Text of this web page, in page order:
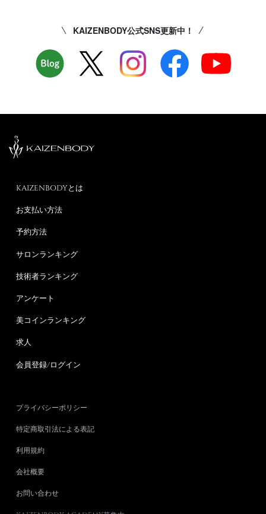
KAIZENBODY公式SNS更新中！
KAIZENBODYとは
お支払い方法
予約方法
サロンランキング
技術者ランキング
アンケート
美コインランキング
求人
会員登録/ログイン
プライバシーポリシー
特定商取引法による表記
利用規約
会社概要
お問い合わせ